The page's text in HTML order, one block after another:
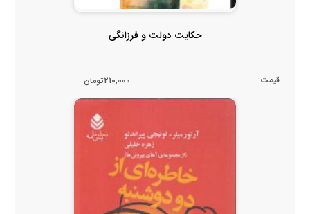
حکایت دولت و فرزانگی
قیمت: 210,000تومان